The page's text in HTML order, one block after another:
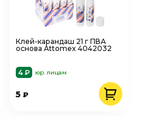
Клей-карандаш 21 г ПВА
основа Attomex 4042032
4 ₽ юр. лицам
5₽